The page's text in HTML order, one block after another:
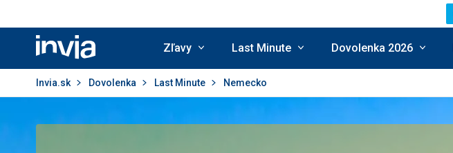
Invia.sk
Zľavy Last Minute Dovolenka 2026
Invia.sk Dovolenka Last Minute Nemecko